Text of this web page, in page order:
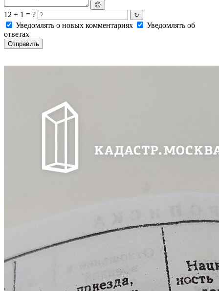
😊
12 + 1 = ? ↻
Уведомлять о новых комментариях
Уведомлять об
ответах
Отправить